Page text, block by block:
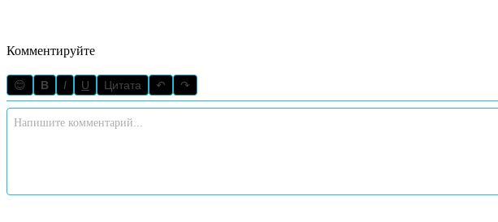
Комментируйте
😊 B I U Цитата ↶ ↷